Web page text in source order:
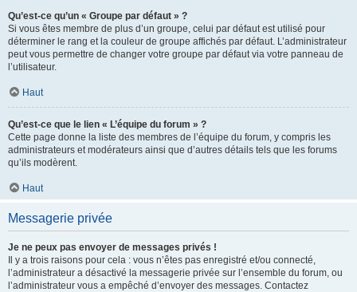
Qu’est-ce qu’un « Groupe par défaut » ?
Si vous êtes membre de plus d’un groupe, celui par défaut est utilisé pour
déterminer le rang et la couleur de groupe affichés par défaut. L’administrateur
peut vous permettre de changer votre groupe par défaut via votre panneau de
l’utilisateur.
Haut
Qu’est-ce que le lien « L’équipe du forum » ?
Cette page donne la liste des membres de l’équipe du forum, y compris les
administrateurs et modérateurs ainsi que d’autres détails tels que les forums
qu’ils modèrent.
Haut
Messagerie privée
Je ne peux pas envoyer de messages privés !
Il y a trois raisons pour cela : vous n’êtes pas enregistré et/ou connecté,
l’administrateur a désactivé la messagerie privée sur l’ensemble du forum, ou
l’administrateur vous a empêché d’envoyer des messages. Contactez